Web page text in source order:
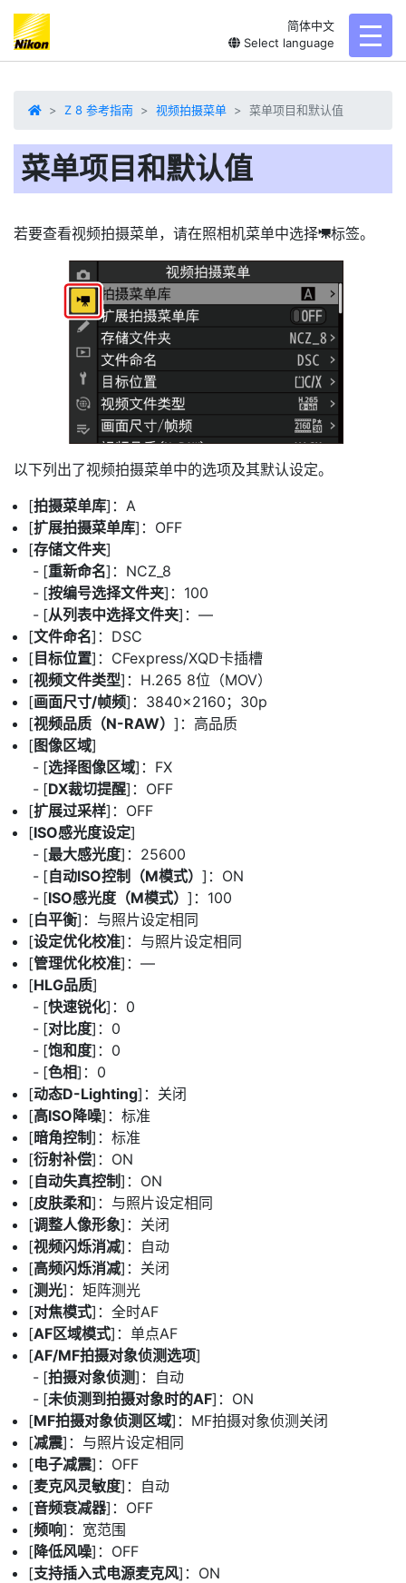
简体中文
Select language
Z 8 参考指南 视频拍摄菜单 菜单项目和默认值
菜单项目和默认值
若要查看视频拍摄菜单，请在照相机菜单中选择1标签。
以下列出了视频拍摄菜单中的选项及其默认设定。
[拍摄菜单库]：A
[扩展拍摄菜单库]：OFF
[存储文件夹]
[重新命名]：NCZ_8
[按编号选择文件夹]：100
[从列表中选择文件夹]：—
[文件命名]：DSC
[ 目标位置]：CFexpress/XQD卡插槽
[视频文件类型]：H.265 8位（MOV）
[画面尺寸/帧频]：3840×2160；30p
[视频品质（N-RAW） ]：高品质
[图像区域]
[选择图像区域]：FX
[DX裁切提醒]：OFF
[扩展过采样]：OFF
[ISO感光度设定]
[最大感光度]：25600
[自动ISO控制（M模式） ]：ON
[ISO感光度（M模式） ]：100
[白平衡]：与照片设定相同
[设定优化校准]：与照片设定相同
[管理优化校准]：—
[HLG品质]
[快速锐化]：0
[对比度]：0
[饱和度]：0
[色相]：0
[动态D-Lighting]：关闭
[高ISO降噪]：标准
[暗角控制]：标准
[衍射补偿]：ON
[自动失真控制]：ON
[皮肤柔和]：与照片设定相同
[调整人像形象]：关闭
[视频闪烁消减]：自动
[高频闪烁消减]：关闭
[测光]：矩阵测光
[对焦模式]：全时AF
[AF区域模式]：单点AF
[AF/MF拍摄对象侦测选项]
[拍摄对象侦测]：自动
[未侦测到拍摄对象时的AF]：ON
[MF拍摄对象侦测区域]：MF拍摄对象侦测关闭
[减震]：与照片设定相同
[电子减震]：OFF
[麦克风灵敏度]：自动
[音频衰减器]：OFF
[频响]：宽范围
[降低风噪]：OFF
[支持插入式电源麦克风]：ON